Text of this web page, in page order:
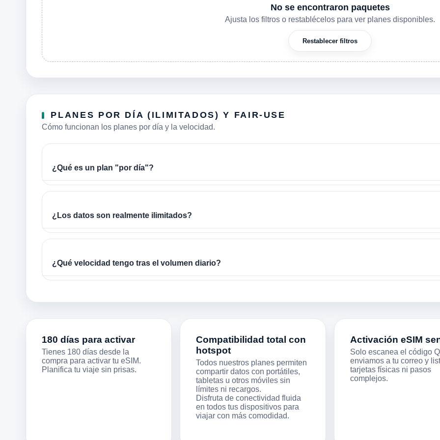
No se encontraron paquetes
Ajusta los filtros o restablécelos para ver planes disponibles.
Restablecer filtros
PLANES POR DÍA (ILIMITADOS) Y FAIR-USE
Cómo funcionan los planes por día y la velocidad.
¿Qué es un plan "por día"?
¿Los datos son realmente ilimitados?
¿Qué velocidad tengo tras el volumen diario?
180 días para activar
Tienes 180 días desde la
compra para activar tu eSIM.
Planifica tu viaje sin prisas.
Compatibilidad total con
hotspot
Todos nuestros planes permiten
compartir datos con portátiles,
tabletas u otros móviles sin
límites ni recargos.
Disfruta de conectividad fluida
en todos tus dispositivos para
viajar con más comodidad.
Activación eSIM
Solo escanea el código
enviamos a tu correo y
tarjetas físicas ni pasos
complejos.